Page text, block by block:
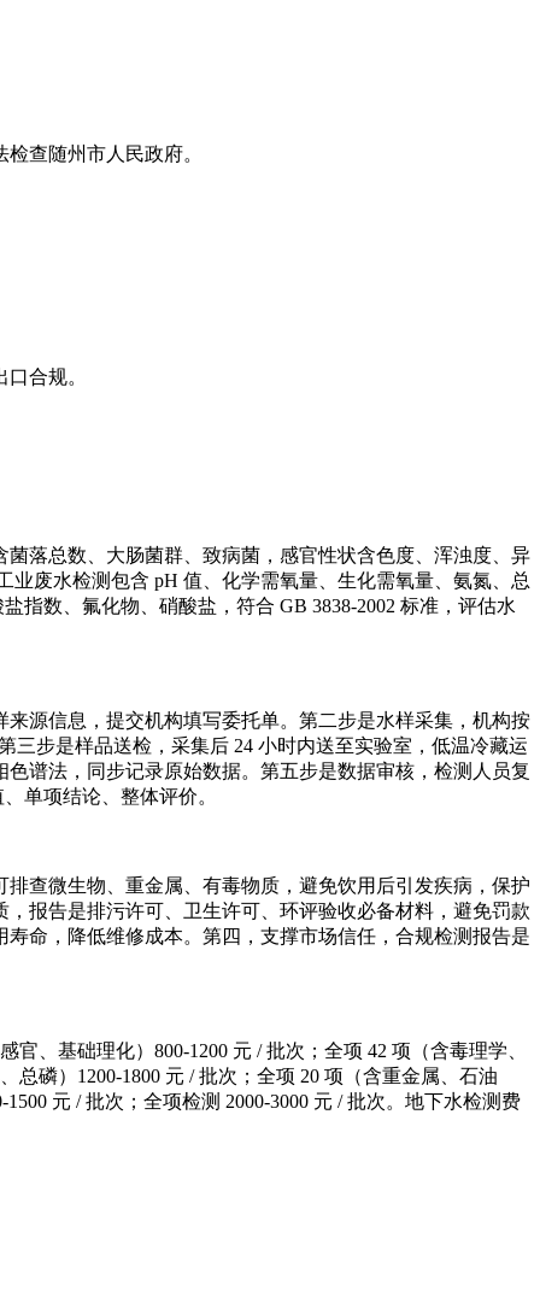
查随州市人民政府。
合规。
落总数、大肠菌群、致病菌，感官性状含色度、浑浊度、异
业废水检测包含 pH 值、化学需氧量、生化需氧量、氨氮、总
指数、氟化物、硝酸盐，符合 GB 3838-2002 标准，评估水
源信息，提交机构填写委托单。第二步是水样采集，机构按
步是样品送检，采集后 24 小时内送至实验室，低温冷藏运
谱法，同步记录原始数据。第五步是数据审核，检测人员复
单项结论、整体评价。
查微生物、重金属、有毒物质，避免饮用后引发疾病，保护
报告是排污许可、卫生许可、环评验收必备材料，避免罚款
命，降低维修成本。第四，支撑市场信任，合规检测报告是
、基础理化）800-1200 元 / 批次；全项 42 项（含毒理学、
总磷）1200-1800 元 / 批次；全项 20 项（含重金属、石油
元 / 批次；全项检测 2000-3000 元 / 批次。地下水检测费